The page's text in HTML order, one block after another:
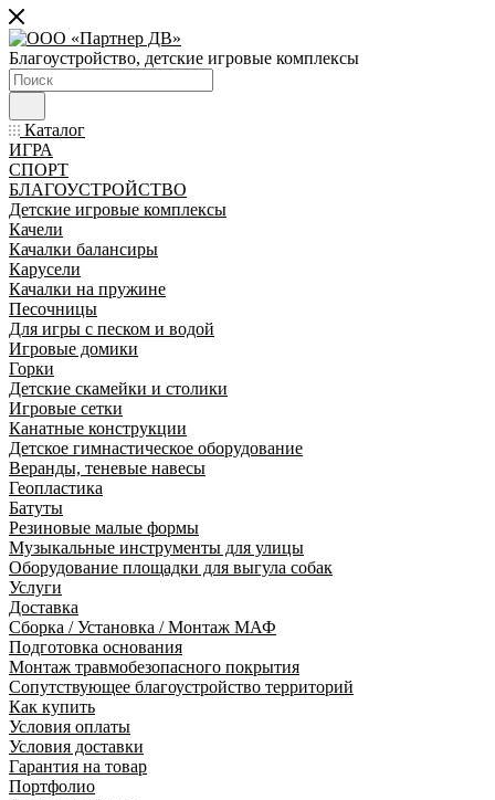
Благоустройство, детские игровые комплексы
Каталог
ИГРА
СПОРТ
БЛАГОУСТРОЙСТВО
Детские игровые комплексы
Качели
Качалки балансиры
Карусели
Качалки на пружине
Песочницы
Для игры с песком и водой
Игровые домики
Горки
Детские скамейки и столики
Игровые сетки
Канатные конструкции
Детское гимнастическое оборудование
Веранды, теневые навесы
Геопластика
Батуты
Резиновые малые формы
Музыкальные инструменты для улицы
Оборудование площадки для выгула собак
Услуги
Доставка
Сборка / Установка / Монтаж МАФ
Подготовка основания
Монтаж травмобезопасного покрытия
Сопутствующее благоустройство территорий
Как купить
Условия оплаты
Условия доставки
Гарантия на товар
Портфолио